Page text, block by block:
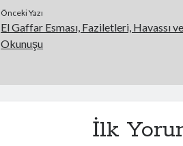
Önceki Yazı
El Gaffar Esması, Faziletleri, Havassı ve
Okunuşu
İlk